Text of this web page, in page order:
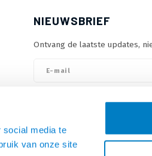
social media te
van onze site
NIEUWSBRIEF
Ontvang de laatste updates,